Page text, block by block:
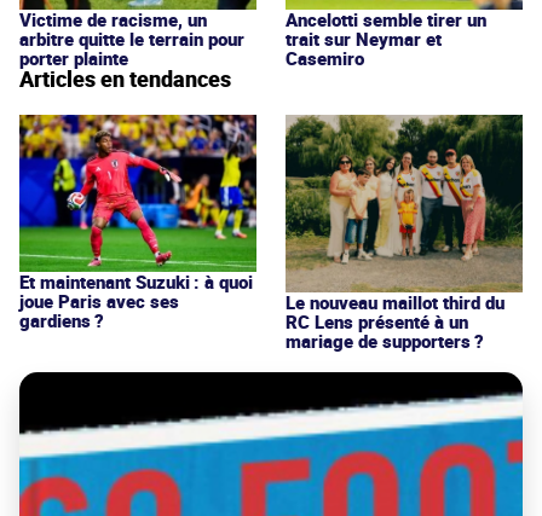
Victime de racisme, un
arbitre quitte le terrain pour
porter plainte
Ancelotti semble tirer un
trait sur Neymar et
Casemiro
Articles en tendances
Et maintenant Suzuki : à quoi
joue Paris avec ses
gardiens ?
Le nouveau maillot third du
RC Lens présenté à un
mariage de supporters ?